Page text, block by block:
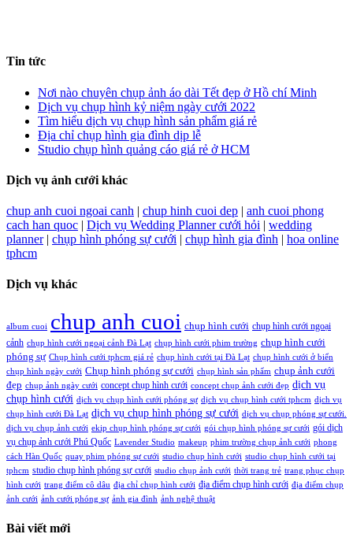
Tin tức
Nơi nào chuyên chụp ảnh áo dài Tết đẹp ở Hồ chí Minh
Dịch vụ chụp hình kỷ niệm ngày cưới 2022
Tìm hiểu dịch vụ chụp hình sản phẩm giá rẻ
Địa chỉ chụp hình gia đình dịp lễ
Studio chụp hình quảng cáo giá rẻ ở HCM
Dịch vụ ảnh cưới khác
chup anh cuoi ngoai canh | chup hinh cuoi dep | anh cuoi phong
cach han quoc | Dịch vụ Wedding Planner cưới hỏi | wedding
planner| chụp hình phóng sự cưới | chụp hình gia đình | hoa online
tphcm
Dịch vụ khác
album cuoi chup anh cuoi chụp hình cưới chụp hình cưới ngoại
cảnh chụp hình cưới ngoại cảnh Đà Lạt chụp hình cưới phim trường chụp hình cưới
phóng sự Chụp hình cưới tphcm giá rẻ chụp hình cưới tại Đà Lạt chụp hình cưới ở biển
chụp hình ngày cưới Chụp hình phóng sự cưới chụp hình sản phẩm chụp ảnh cưới
đẹp chụp ảnh ngày cưới concept chụp hình cưới concept chụp ảnh cưới đẹp dịch vụ
chụp hình cưới dịch vụ chụp hình cưới phóng sự dịch vụ chụp hình cưới tphcm dịch vụ
chụp hình cưới Đà Lạt dịch vụ chụp hình phóng sự cưới dịch vụ chụp phóng sự cưới.
dịch vụ chụp ảnh cưới ekip chụp hình phóng sự cưới gói chụp hình phóng sự cưới gói dịch
vụ chụp ảnh cưới Phú Quốc Lavender Studio makeup phim trường chụp ảnh cưới phong
cách Hàn Quốc quay phim phóng sự cưới studio chụp hình cưới studio chụp hình cưới tại
tphcm studio chụp hình phóng sự cưới studio chụp ảnh cưới thời trang trẻ trang phục chụp
hình cưới trang điểm cô dâu địa chỉ chụp hình cưới địa điểm chụp hình cưới địa điểm chụp
ảnh cưới ảnh cưới phóng sự ảnh gia đình ảnh nghệ thuật
Bài viết mới